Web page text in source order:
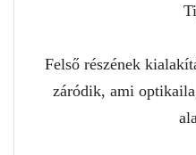
Felső részének
záródik, ami